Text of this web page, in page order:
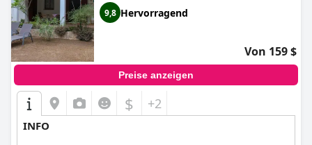
9,8 Hervorragend
Von 159 $
Preise anzeigen
$ +2
INFO